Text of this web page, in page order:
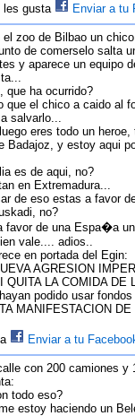
les gusta Enviar a tu
el zoo de Bilbao un
de comerselo salta
y aparece un equipo
que ha ocurrido?
que el chico a caido al
salvarlo...
eres todo un heroe,
Badajoz, y estoy aqui
es de aqui, no?
en Extremadura...
de eso estas a favor
no?
de una Espa�a
vale.... adios..
en portada del Egin:
AGRESION
QUITA LA COMIDA DE
podido usar
MANIFESTACION
Enviar a tu
con 200 camiones y
todo eso?
estoy haciendo un